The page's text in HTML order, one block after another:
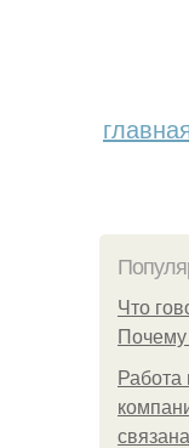
Что
Почему
Работа